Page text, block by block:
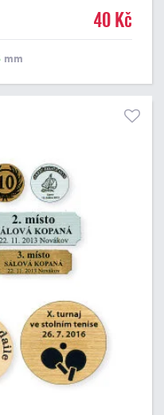
nebo text dle vašeho40 Kč
mm